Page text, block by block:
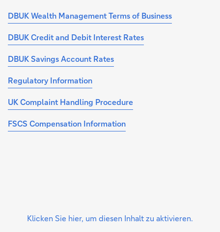
Klicken Sie hier, um diesen Inhalt zu aktivieren.
DBUK Wealth Management Terms of Business
DBUK Credit and Debit Interest Rates
DBUK Savings Account Rates
Regulatory Information
UK Complaint Handling Procedure
FSCS Compensation Information